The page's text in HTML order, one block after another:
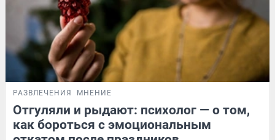
РАЗВЛЕЧЕНИЯ МНЕНИЕ
Отгуляли и рыдают: психолог — о том,
как бороться с эмоциональным